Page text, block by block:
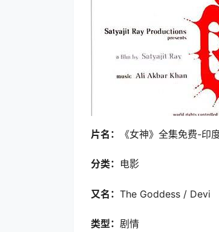
片名： 《女神》全集免费-
分类： 电影
又名： The Goddess / Devi
类型： 剧情